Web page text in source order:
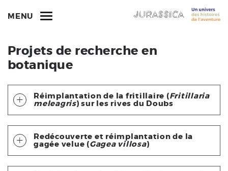
MENU
Projets de recherche en
botanique
Réimplantation de la fritillaire (Fritillaria
meleagris) sur les rives du Doubs
Redécouverte et réimplantation de la
gagée velue (Gagea villosa)